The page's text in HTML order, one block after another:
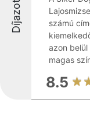
számú
azon
magas
8.5